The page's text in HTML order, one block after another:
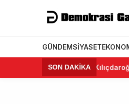
GÜNDEMSIYASET
SON DAKİKA
Kemal